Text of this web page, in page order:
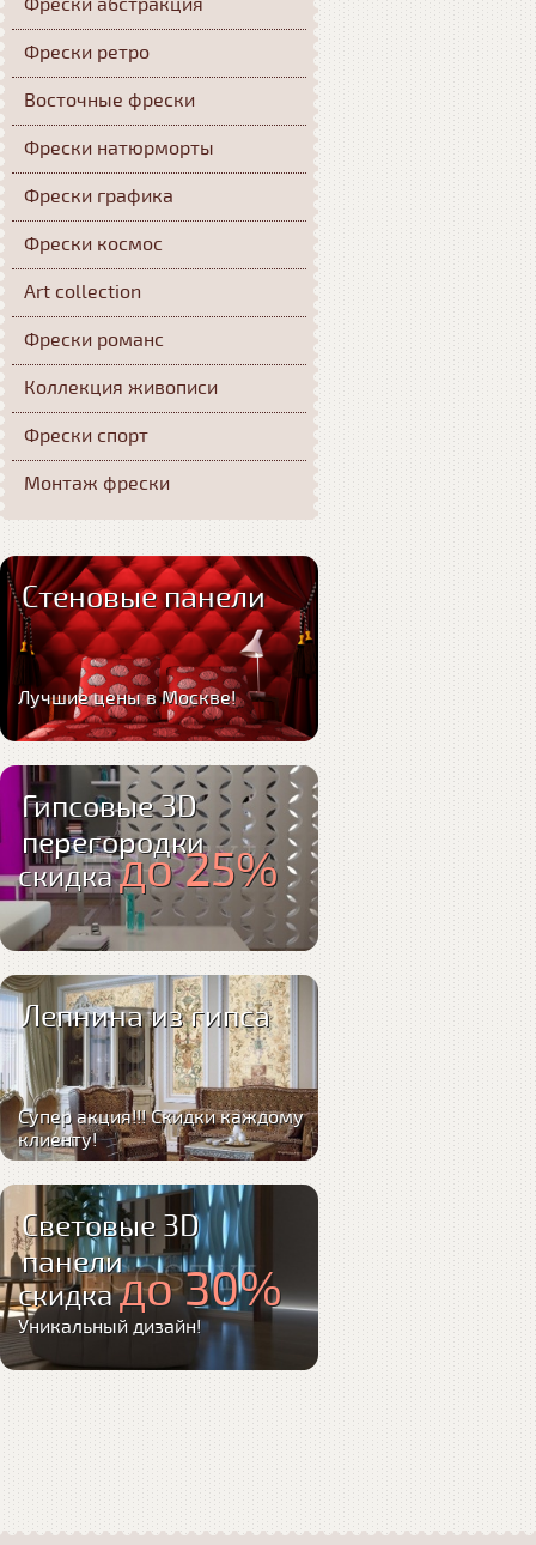
Фрески абстракция
Фрески ретро
Восточные фрески
Фрески натюрморты
Фрески графика
Фрески космос
Art collection
Фрески романс
Коллекция живописи
Фрески спорт
Монтаж фрески
Стеновые панели
Лучшие цены в Москве!
Гипсовые 3D
перегородки
скидкадо 25%
Лепнина из гипса
Супер акция!!! Скидки каждому
клиенту!
Световые 3D
панели
скидкадо 30%
Уникальный дизайн!